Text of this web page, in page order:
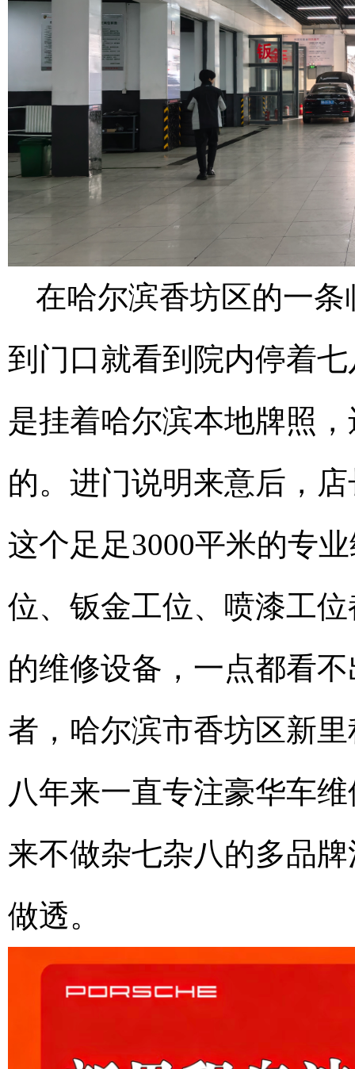
在哈尔滨香坊区的一
到门口就看到院内停着
是挂着哈尔滨本地牌照
的。进门说明来意后，
这个足足3000平米的专
位、钣金工位、喷漆工
的维修设备，一点都看
者，哈尔滨市香坊区新
八年来一直专注豪华车
来不做杂七杂八的多品
做透。